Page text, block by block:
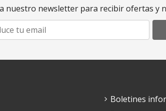
nuestro newsletter para recibir ofertas y
Boletines